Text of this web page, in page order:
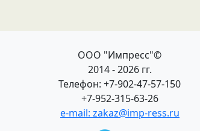
ООО "Импресс"©
2014 - 2026 гг.
Телефон: +7-902-47-57-150
+7-952-315-63-26
e-mail: zakaz@imp-ress.ru